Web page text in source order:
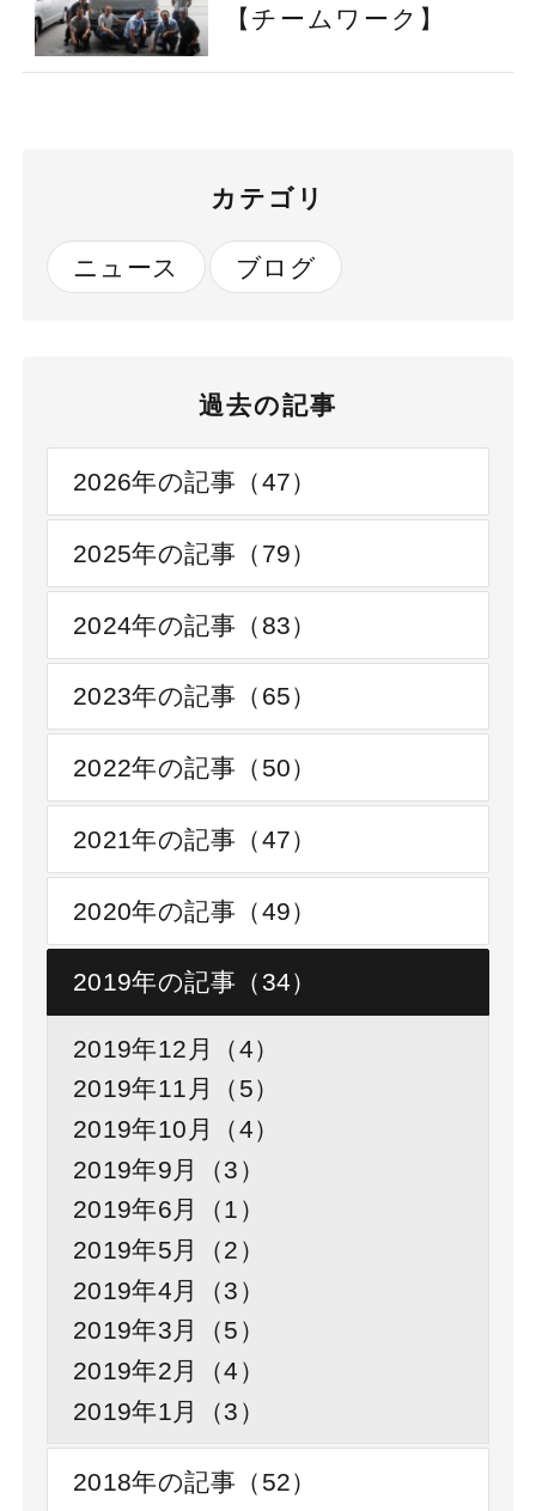
【チームワーク】
カテゴリ
ニュース ブログ
過去の記事
2026年の記事（47）
2025年の記事（79）
2024年の記事（83）
2023年の記事（65）
2022年の記事（50）
2021年の記事（47）
2020年の記事（49）
2019年の記事（34）
2019年12月（4）
2019年11月（5）
2019年10月（4）
2019年9月（3）
2019年6月（1）
2019年5月（2）
2019年4月（3）
2019年3月（5）
2019年2月（4）
2019年1月（3）
2018年の記事（52）